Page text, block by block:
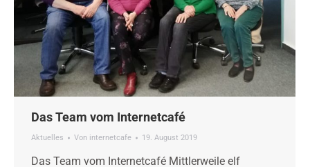
Das Team vom Internetcafé
Aktuelles Von internetcafe 19. August 2019
Das Team vom Internetcafé Mittlerweile elf